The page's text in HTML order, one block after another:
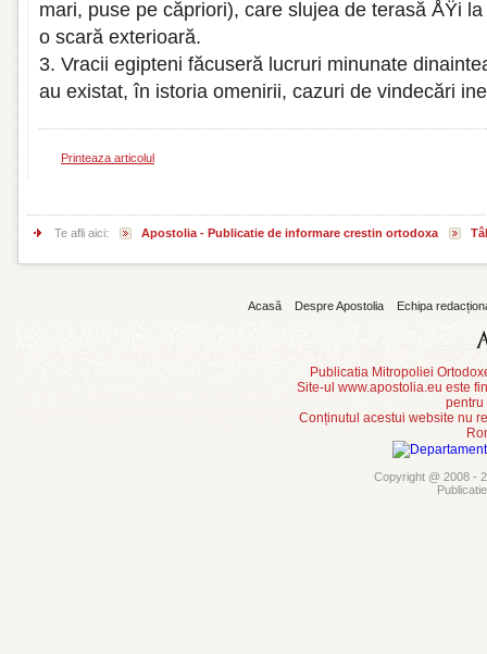
mari, puse pe căpriori), care slujea de terasă ÅŸi
o scară exterioară.
3. Vracii egipteni făcuseră lucruri minunate
au existat, în istoria omenirii, cazuri de vindecări
Printeaza articolul
Te afli aici: Apostolia - Publicatie de informare crestin ortodoxa
Acasă Despre Apostolia Echipa
Publicatia Mitropoliei
Site-ul www.apostolia.eu este
pentru
Conținutul acestui website nu
Copyright @ 2008 -